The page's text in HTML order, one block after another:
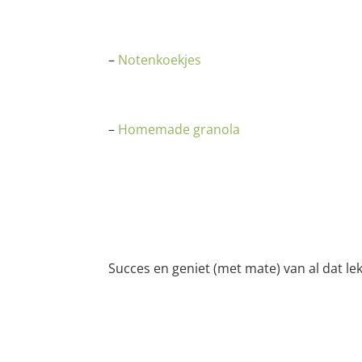
– Notenkoekjes
– Homemade granola
Succes en geniet (met mate) van al dat